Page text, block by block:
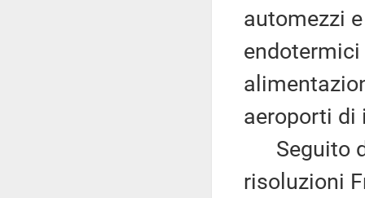
automezzi
aeroporti di
Seguito
risoluzioni